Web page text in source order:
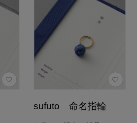
sufuto 命名指輪